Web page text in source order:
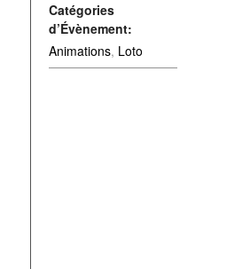
Catégories
d’Évènement:
Animations, Loto